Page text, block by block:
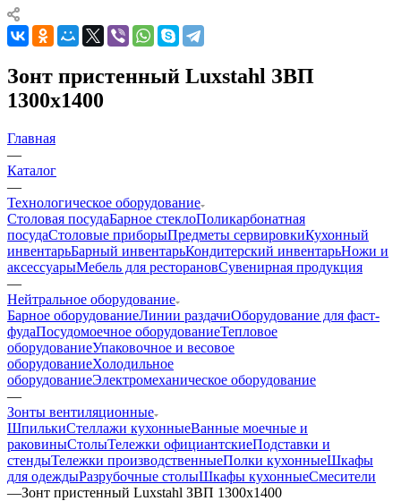
Зонт пристенный Luxstahl ЗВП
1300х1400
Главная
—
Каталог
—
Технологическое оборудование
Столовая посудаБарное стеклоПоликарбонатная
посудаСтоловые приборыПредметы сервировкиКухонный
инвентарьБарный инвентарьКондитерский инвентарьНожи и
аксессуарыМебель для ресторановСувенирная продукция
—
Нейтральное оборудование
Барное оборудованиеЛинии раздачиОборудование для фаст-
фудаПосудомоечное оборудованиеТепловое
оборудованиеУпаковочное и весовое
оборудованиеХолодильное
оборудованиеЭлектромеханическое оборудование
—
Зонты вентиляционные
ШпилькиСтеллажи кухонныеВанные моечные и
раковиныСтолыТележки официантскиеПодставки и
стендыТележки производственныеПолки кухонныеШкафы
для одеждыРазрубочные столыШкафы кухонныеСмесители
—Зонт пристенный Luxstahl ЗВП 1300х1400